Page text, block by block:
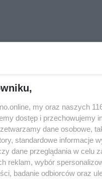
my oraz naszych
dostęp i przechowujemy
dane osobowe,
standardowe informacje
dane przeglądania w celu
reklam, wybór
badanie odbiorców oraz